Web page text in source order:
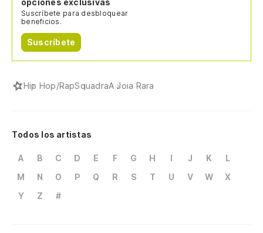
opciones exclusivas
Suscríbete para desbloquear
beneficios.
Suscríbete
Hip Hop/RapSquadraA Joia Rara
Todos los artistas
A B C D E F G H I J K
L
M
N O P Q R S T U V W
X
Y
Z #